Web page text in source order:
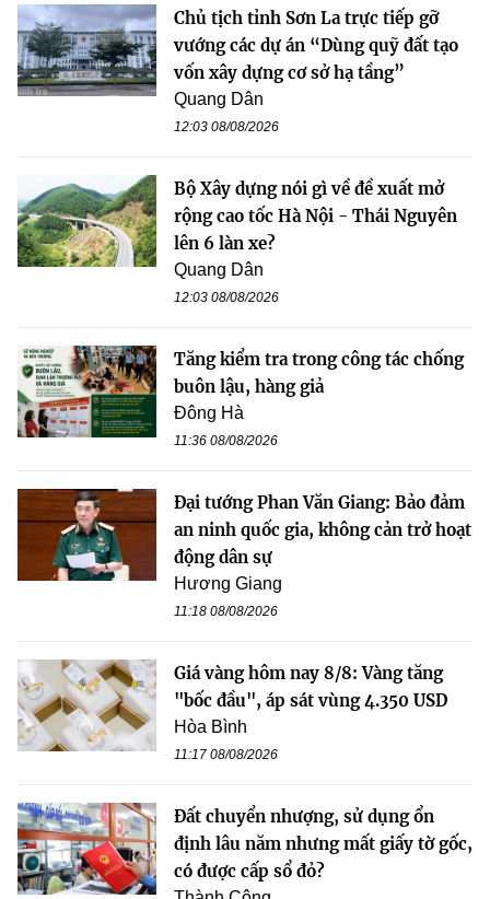
Chủ tịch tỉnh Sơn La trực tiếp gỡ
vướng các dự án “Dùng quỹ đất tạo
vốn xây dựng cơ sở hạ tầng”
Quang Dân
12:03 08/08/2026
Bộ Xây dựng nói gì về đề xuất mở
rộng cao tốc Hà Nội - Thái Nguyên
lên 6 làn xe?
Quang Dân
12:03 08/08/2026
Tăng kiểm tra trong công tác chống
buôn lậu, hàng giả
Đông Hà
11:36 08/08/2026
Đại tướng Phan Văn Giang: Bảo đảm
an ninh quốc gia, không cản trở hoạt
động dân sự
Hương Giang
11:18 08/08/2026
Giá vàng hôm nay 8/8: Vàng tăng
"bốc đầu", áp sát vùng 4.350 USD
Hòa Bình
11:17 08/08/2026
Đất chuyển nhượng, sử dụng ổn
định lâu năm nhưng mất giấy tờ gốc,
có được cấp sổ đỏ?